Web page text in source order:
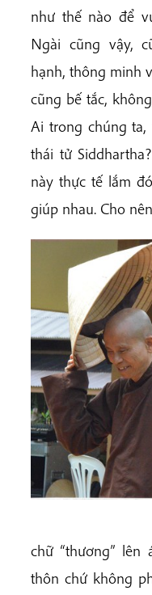
như thế nào để
Ngài cũng vậy,
hạnh, thông minh
cũng bế tắc,
Ai trong chúng
thái tử
này thực tế lắm
giúp nhau. Cho
chữ “thương”
thôn chứ không